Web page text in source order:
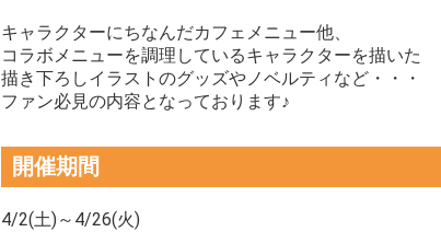
キャラクターにちなんだカフェメニュー他、
コラボメニューを調理しているキャラクターを描いた
描き下ろしイラストのグッズやノベルティなど・・・
ファン必見の内容となっております♪
開催期間
4/2(土)～4/26(火)